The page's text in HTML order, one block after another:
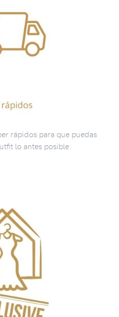
rápidos para que puedas
lo antes posible.